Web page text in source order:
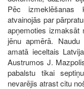
Pēc izmeklēšanas
atvainojās par
apņemoties izmaksāt
jēnu apmērā.
amatā ieceltais
Austrumos J.
pabalstu tikai
nevarējis atrast citu